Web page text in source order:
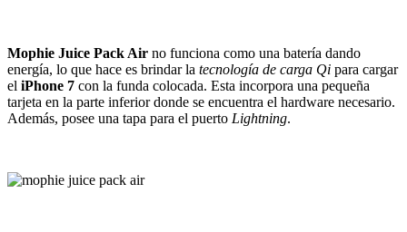
Mophie Juice Pack Air no funciona como una batería dando
energía, lo que hace es brindar la tecnología de carga Qi para cargar
el iPhone 7 con la funda colocada. Esta incorpora una pequeña
tarjeta en la parte inferior donde se encuentra el hardware necesario.
Además, posee una tapa para el puerto Lightning.